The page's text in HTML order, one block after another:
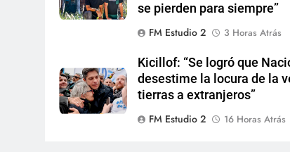
se pierden para siempre”
FM Estudio 2
3 Horas Atrás
Kicillof: “Se logró que
desestime la locura de la
tierras a extranjeros”
FM Estudio 2
16 Horas Atrás